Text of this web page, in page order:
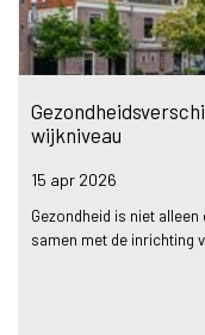
wijkniveau
15 apr 2026
Gezondheid is niet
samen met de inrichting